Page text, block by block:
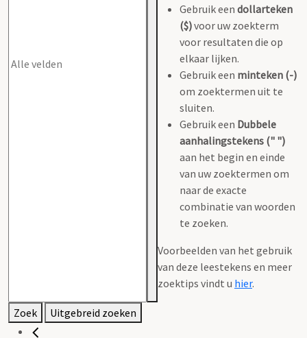
Gebruik een dollarteken
($)voor uw zoekterm
voor resultaten die op
elkaar lijken.
Gebruik een minteken (-)
om zoektermen uit te
sluiten.
Gebruik een Dubbele
aanhalingstekens (" ")
aan het begin en einde
van uw zoektermen om
naar de exacte
combinatie van woorden
te zoeken.
Voorbeelden van het gebruik
van deze leestekens en meer
zoektips vindt u hier.
Zoek Uitgebreid zoeken